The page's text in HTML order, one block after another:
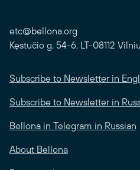
etc@bellona.org
Kęstučio g. 54-6, LT-08112
Subscribe to Newsletter in
Subscribe to Newsletter in
Bellona in Telegram in Russian
About Bellona